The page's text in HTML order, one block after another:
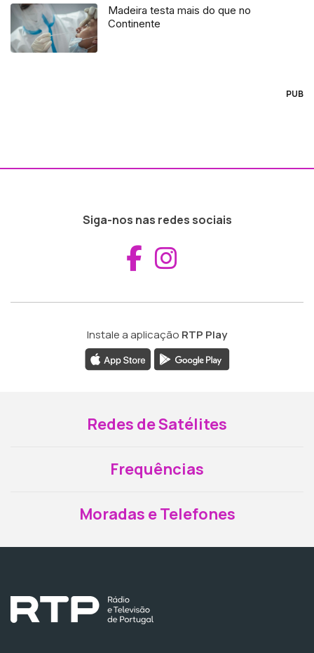
Madeira testa mais do que no
Continente
PUB
Siga-nos nas redes sociais
Aceder ao
Instale a aplicação RTP Play
Redes de Satélites
Frequências
Moradas e Telefones